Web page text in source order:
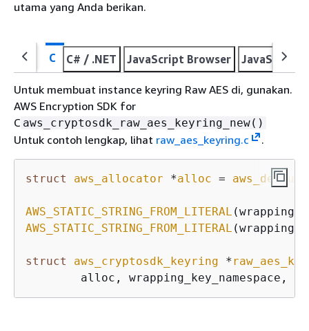
utama yang Anda berikan.
C C# / .NET JavaScript Browser JavaScript
Untuk membuat instance keyring Raw AES di, gunakan.
AWS Encryption SDK for
C aws_cryptosdk_raw_aes_keyring_new()
Untuk contoh lengkap, lihat raw_aes_keyring.c .
struct aws_allocator *alloc =
AWS_STATIC_STRING_FROM_LITERAL
AWS_STATIC_STRING_FROM_LITERAL
struct aws_cryptosdk_keyring *
alloc, wrapping_key_namespace,